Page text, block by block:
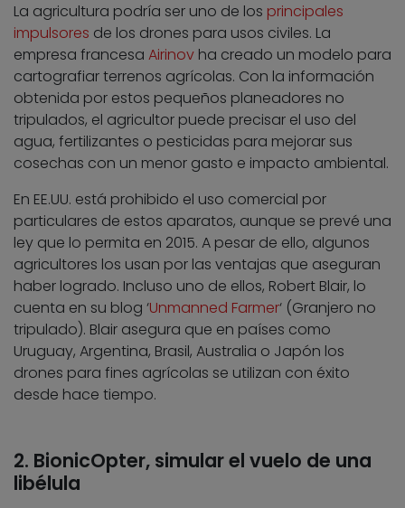
La agricultura podría ser uno de los principales
impulsores de los drones para usos civiles. La
empresa francesa Airinov ha creado un modelo para
cartografiar terrenos agrícolas. Con la información
obtenida por estos pequeños planeadores no
tripulados, el agricultor puede precisar el uso del
agua, fertilizantes o pesticidas para mejorar sus
cosechas con un menor gasto e impacto ambiental.
En EE.UU. está prohibido el uso comercial por
particulares de estos aparatos, aunque se prevé una
ley que lo permita en 2015. A pesar de ello, algunos
agricultores los usan por las ventajas que aseguran
haber logrado. Incluso uno de ellos, Robert Blair, lo
cuenta en su blog ‘Unmanned Farmer‘ (Granjero no
tripulado). Blair asegura que en países como
Uruguay, Argentina, Brasil, Australia o Japón los
drones para fines agrícolas se utilizan con éxito
desde hace tiempo.
2. BionicOpter, simular el vuelo de una
libélula